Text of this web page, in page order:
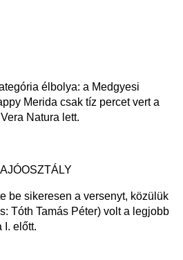
élbolya: a Medgyesi
Merida csak tíz percet vert a
Natura lett.
be sikeresen a versenyt, közülük
Tóth Tamás Péter) volt a legjobb
I. előtt.